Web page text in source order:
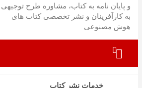
و پایان نامه به کتاب، مشاوره طرح توجیهی
به کارآفرینان و نشر تخصصی کتاب های
هوش مصنوعی
خدمات نشر کتاب